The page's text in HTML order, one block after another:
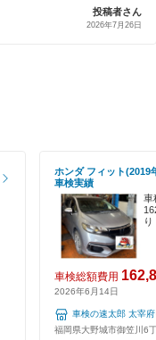
投稿者さん
2026年7月26日
ホンダ フィット(2019
車検実績
車
車検総額費用
2026年6月14日
車検の速太郎 太宰
福岡県大野城市御笠川6